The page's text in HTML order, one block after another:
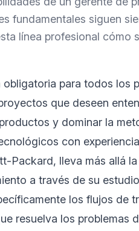
fundamentales siguen
línea profesional cómo
obligatoria para todos
que deseen
y dominar la
con
Packard, lleva más allá
a través de su
los flujos de
resuelva los problemas